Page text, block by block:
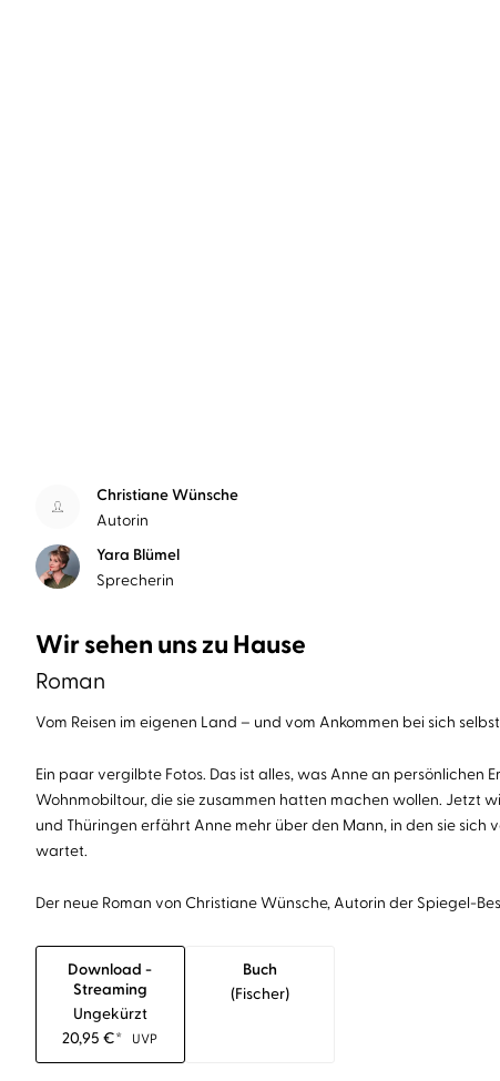
Christiane Wünsche
Autorin
Yara Blümel
Sprecherin
Wir sehen uns zu Hause
Roman
Vom Reisen im eigenen Land – und vom Ankommen bei sich selbst
Ein paar vergilbte Fotos. Das ist alles, was Anne an
Wohnmobiltour, die sie zusammen hatten machen wollen. Jetzt
und Thüringen erfährt Anne mehr über den Mann, in den sie sich
wartet.
Der neue Roman von Christiane Wünsche, Autorin der Spiegel-
Download -
Streaming
Ungekürzt
20,95€* UVP
Buch
(fischer)